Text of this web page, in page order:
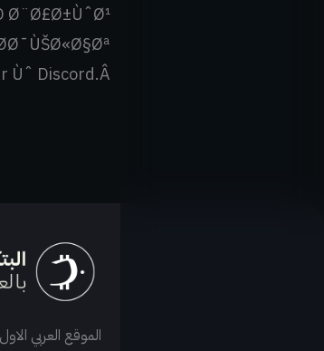
Ø¨Ø£Ø±ÙˆØ¹
Ùˆ Discord.Â
الموقع العربي